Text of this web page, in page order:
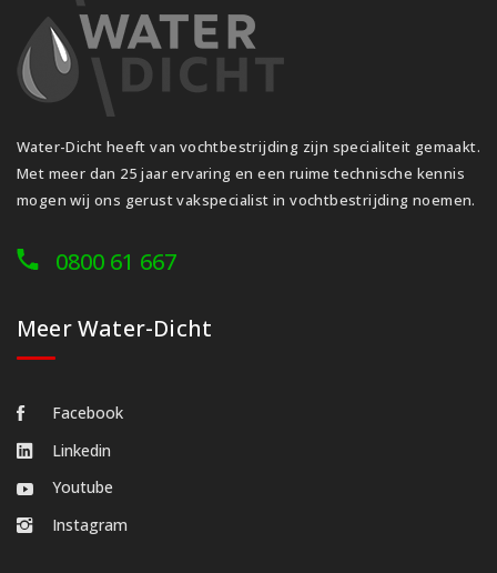
Water-Dicht heeft van vochtbestrijding zijn specialiteit gemaakt.
Met meer dan 25 jaar ervaring en een ruime technische kennis
mogen wij ons gerust vakspecialist in vochtbestrijding noemen.
0800 61 667
Meer Water-Dicht
Facebook
Linkedin
Youtube
Instagram